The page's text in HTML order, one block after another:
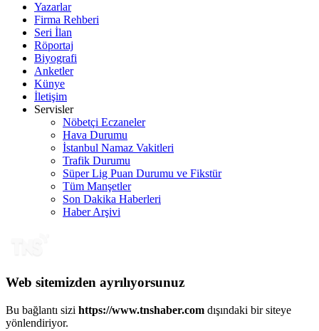
Yazarlar
Firma Rehberi
Seri İlan
Röportaj
Biyografi
Anketler
Künye
İletişim
Servisler
Nöbetçi Eczaneler
Hava Durumu
İstanbul Namaz Vakitleri
Trafik Durumu
Süper Lig Puan Durumu ve Fikstür
Tüm Manşetler
Son Dakika Haberleri
Haber Arşivi
Web sitemizden ayrılıyorsunuz
Bu bağlantı sizi https://www.tnshaber.com dışındaki bir siteye
yönlendiriyor.